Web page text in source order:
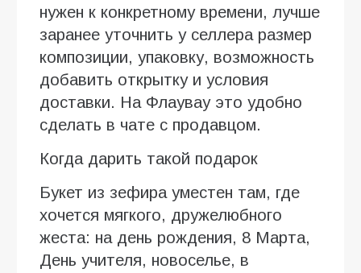
нужен к конкретному времени, лучше
заранее уточнить у селлера размер
композиции, упаковку, возможность
добавить открытку и условия
доставки. На Флаувау это удобно
сделать в чате с продавцом.
Когда дарить такой подарок
Букет из зефира уместен там, где
хочется мягкого, дружелюбного
жеста: на день рождения, 8 Марта,
День учителя, новоселье, в